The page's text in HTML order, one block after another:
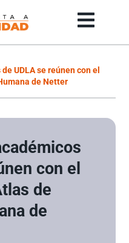
UDLA se reúnen con el
de Netter
con el
de
de